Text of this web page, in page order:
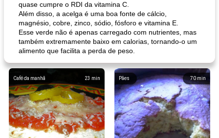
quase cumpre o RDI da vitamina C.
Além disso, a acelga é uma boa fonte de cálcio,
magnésio, cobre, zinco, sódio, fósforo e vitamina E.
Esse verde não é apenas carregado com nutrientes, mas
também extremamente baixo em calorias, tornando-o um
alimento que facilita a perda de peso.
23 min
Café da manhã 70 min
Pães